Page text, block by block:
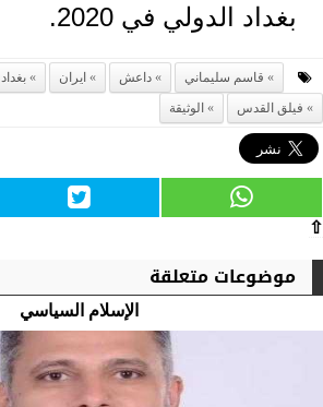
بغداد الدولي في 2020.
قاسم سليماني داعش ايران بغداد
فيلق القدس
الوثيقة
⇧
موضوعات متعلقة
الإسلام السياسي